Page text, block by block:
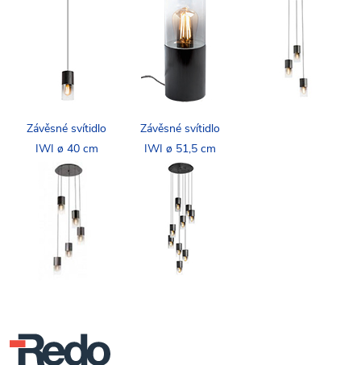
Závěsné svítidlo
IWI ø 40 cm
Závěsné svítidlo
IWI ø 51,5 cm